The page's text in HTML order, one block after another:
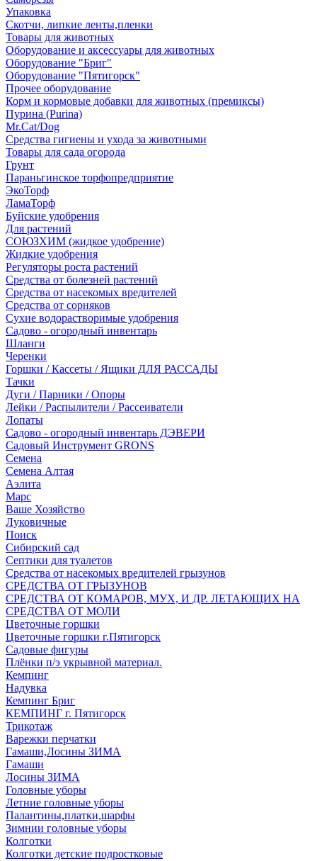
Упаковка
Скотчи, липкие ленты,пленки
Товары для животных
Оборудование и аксессуары для животных
Оборудование "Бриг"
Оборудование "Пятигорск"
Прочее оборудование
Корм и кормовые добавки для животных (премиксы)
Пурина (Purina)
Mr.Cat/Dog
Средства гигиены и ухода за животными
Товары для сада огорода
Грунт
Параньгинское торфопредприятие
ЭкоТорф
ЛамаТорф
Буйские удобрения
Для растений
СОЮЗХИМ (жидкое удобрение)
Жидкие удобрения
Регуляторы роста растений
Средства от болезней растений
Средства от насекомых вредителей
Средства от сорняков
Сухие водорастворимые удобрения
Садово - огородный инвентарь
Шланги
Черенки
Горшки / Кассеты / Ящики ДЛЯ РАССАДЫ
Тачки
Дуги / Парники / Опоры
Лейки / Распылители / Рассеиватели
Лопаты
Садово - огородный инвентарь ДЭВЕРИ
Садовый Инструмент GRONS
Семена
Семена Алтая
Аэлита
Марс
Ваше Хозяйство
Луковичные
Поиск
Сибирский сад
Септики для туалетов
Средства от насекомых вредителей грызунов
СPEДСТВА ОТ ГРЫЗУНОВ
СРЕДСТВА ОТ КОМАРОВ, МУХ, И ДР. ЛЕТАЮЩИХ НА
СРЕДСТВА ОТ МОЛИ
Цветочные горшки
Цветочные горшки г.Пятигорск
Садовые фигуры
Плёнки п/э укрывной материал.
Кемпинг
Надувка
Кемпинг Бриг
КЕМПИНГ г. Пятигорск
Трикотаж
Варежки перчатки
Гамаши,Лосины ЗИМА
Гамаши
Лосины ЗИМА
Головные уборы
Летние головные уборы
Палантины,платки,шарфы
Зимнии головные уборы
Колготки
Колготки детские подростковые